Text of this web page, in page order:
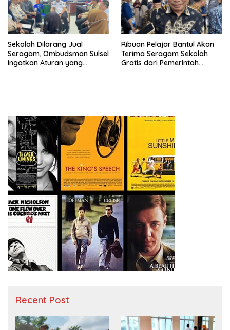
Sekolah Dilarang Jual
Seragam, Ombudsman Sulsel
Ingatkan Aturan yang
Ribuan Pelajar Bantul Akan
Terima Seragam Sekolah
Gratis dari Pemerintah
Recent Post